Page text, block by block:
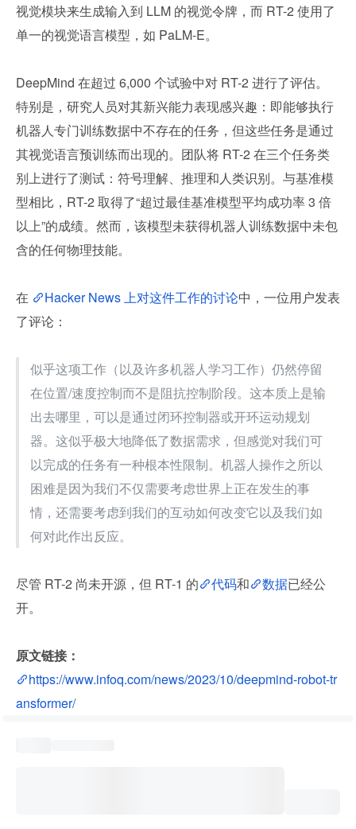
视觉模块来生成输入到 LLM 的视觉令牌，而 RT-2 使用了
单一的视觉语言模型，如 PaLM-E。
DeepMind 在超过 6,000 个试验中对 RT-2 进行了评估。
特别是，研究人员对其新兴能力表现感兴趣：即能够执行
机器人专门训练数据中不存在的任务，但这些任务是通过
其视觉语言预训练而出现的。团队将 RT-2 在三个任务类
别上进行了测试：符号理解、推理和人类识别。与基准模
型相比，RT-2 取得了“超过最佳基准模型平均成功率 3 倍
以上”的成绩。然而，该模型未获得机器人训练数据中未包
含的任何物理技能。
在 Hacker News 上对这件工作的讨论中，一位用户发表
了评论：
似乎这项工作（以及许多机器人学习工作）仍然停留
在位置/速度控制而不是阻抗控制阶段。这本质上是输
出去哪里，可以是通过闭环控制器或开环运动规划
器。这似乎极大地降低了数据需求，但感觉对我们可
以完成的任务有一种根本性限制。机器人操作之所以
困难是因为我们不仅需要考虑世界上正在发生的事
情，还需要考虑到我们的互动如何改变它以及我们如
何对此作出反应。
尽管 RT-2 尚未开源，但 RT-1 的 代码和 数据已经公
开。
原文链接：
https://www.infoq.com/news/2023/10/deepmind-robot-tr
ansformer/